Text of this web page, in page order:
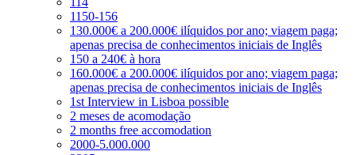
1150-156
130.000€ a 200.000€ ilíquidos por ano; viagem paga;
apenas precisa de conhecimentos iniciais de Inglês
150 a 240€ à hora
160.000€ a 200.000€ ilíquidos por ano; viagem paga;
apenas precisa de conhecimentos iniciais de Inglês
1st Interview in Lisboa possible
2 meses de acomodação
2 months free accomodation
2000-5.000.000